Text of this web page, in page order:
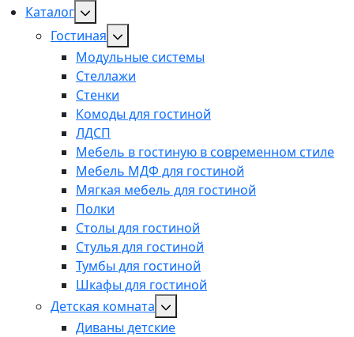
Каталог
Гостиная
Модульные системы
Стеллажи
Стенки
Комоды для гостиной
ЛДСП
Мебель в гостиную в современном стиле
Мебель МДФ для гостиной
Мягкая мебель для гостиной
Полки
Столы для гостиной
Стулья для гостиной
Тумбы для гостиной
Шкафы для гостиной
Детская комната
Диваны детские